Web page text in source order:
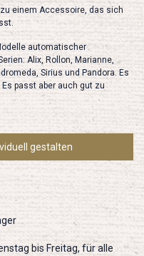
einem Accessoire, das sich
automatischer
Alix, Rollon, Marianne,
Sirius und Pandora. Es
passt aber auch gut zu
gestalten
bis Freitag, für alle